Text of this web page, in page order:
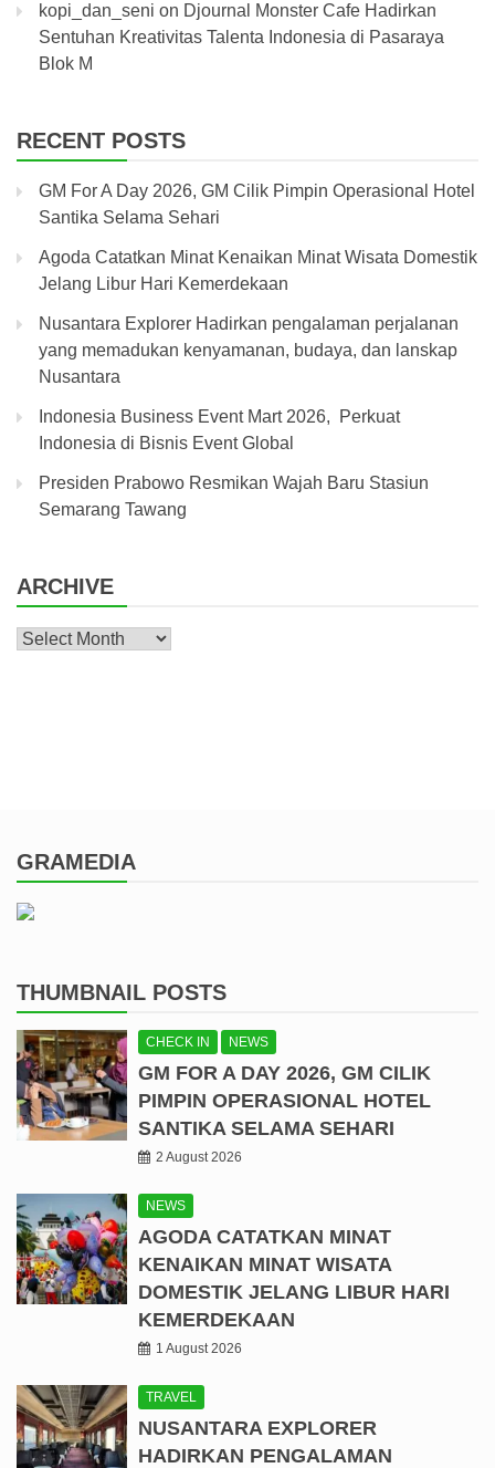
kopi_dan_seni on Djournal Monster Cafe Hadirkan
Sentuhan Kreativitas Talenta Indonesia di Pasaraya
Blok M
RECENT POSTS
GM For A Day 2026, GM Cilik Pimpin Operasional Hotel
Santika Selama Sehari
Agoda Catatkan Minat Kenaikan Minat Wisata Domestik
Jelang Libur Hari Kemerdekaan
Nusantara Explorer Hadirkan pengalaman perjalanan
yang memadukan kenyamanan, budaya, dan lanskap
Nusantara
Indonesia Business Event Mart 2026, Perkuat
Indonesia di Bisnis Event Global
Presiden Prabowo Resmikan Wajah Baru Stasiun
Semarang Tawang
ARCHIVE
Archive
GRAMEDIA
THUMBNAIL POSTS
CHECK IN NEWS
GM FOR A DAY 2026, GM CILIK
PIMPIN OPERASIONAL HOTEL
SANTIKA SELAMA SEHARI
2 August 2026
NEWS
AGODA CATATKAN MINAT
KENAIKAN MINAT WISATA
DOMESTIK JELANG LIBUR HARI
KEMERDEKAAN
1 August 2026
TRAVEL
NUSANTARA EXPLORER
HADIRKAN PENGALAMAN